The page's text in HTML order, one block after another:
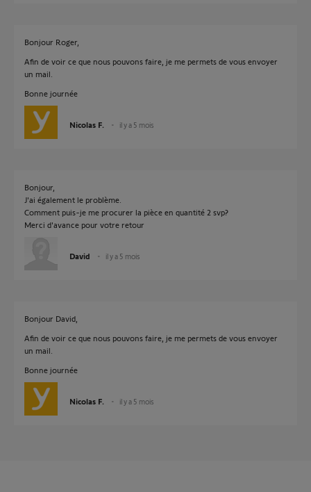
Bonjour Roger,
Afin de voir ce que nous pouvons faire, je me permets de vous envoyer
un mail.
Bonne journée
Nicolas F. il y a 5 mois
Bonjour,
J'ai également le problème.
Comment puis-je me procurer la pièce en quantité 2 svp?
Merci d'avance pour votre retour
David il y a 5 mois
Bonjour David,
Afin de voir ce que nous pouvons faire, je me permets de vous envoyer
un mail.
Bonne journée
Nicolas F. il y a 5 mois